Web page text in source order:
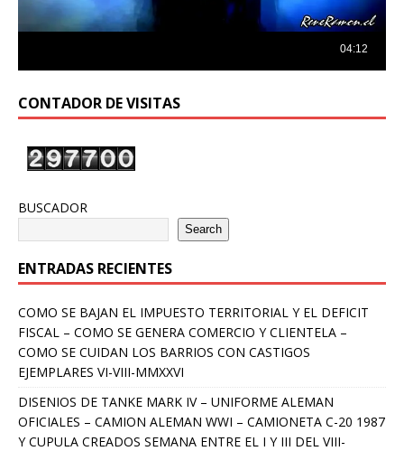
CONTADOR DE VISITAS
BUSCADOR
Search
ENTRADAS RECIENTES
COMO SE BAJAN EL IMPUESTO TERRITORIAL Y EL DEFICIT
FISCAL – COMO SE GENERA COMERCIO Y CLIENTELA –
COMO SE CUIDAN LOS BARRIOS CON CASTIGOS
EJEMPLARES VI-VIII-MMXXVI
DISENIOS DE TANKE MARK IV – UNIFORME ALEMAN
OFICIALES – CAMION ALEMAN WWI – CAMIONETA C-20 1987
Y CUPULA CREADOS SEMANA ENTRE EL I Y III DEL VIII-